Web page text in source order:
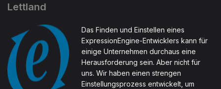
Lettland
Das Finden und Einstellen eines
ExpressionEngine-Entwicklers kann für
einige Unternehmen durchaus eine
Herausforderung sein. Aber nicht für
uns. Wir haben einen strengen
Einstellungsprozess entwickelt, um